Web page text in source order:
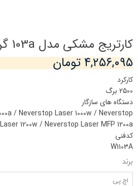
کارتریج مشکی مدل 103a گرید A
۴,۲۵۶,۰۹۵ تومان
کارکرد
2500 برگ
دستگاه های سازگار
/ Neverstop Laser 1000w / Neverstop
Laser 1200w / Neverstop Laser MFP 1200a
کدفنی
W1103A
برند
اچ پی